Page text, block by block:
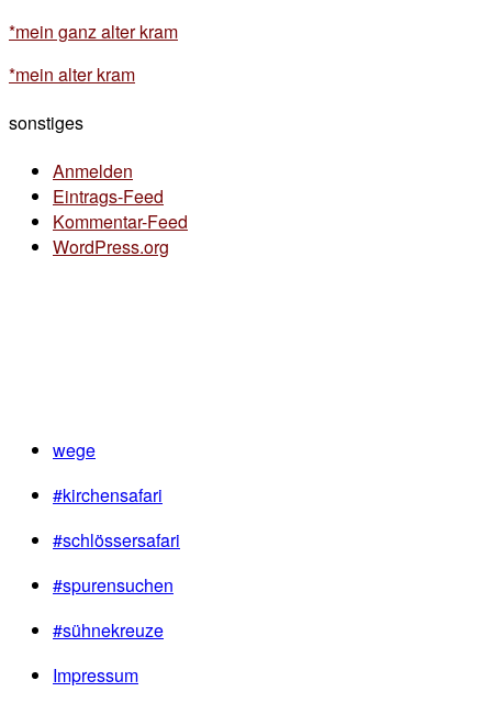
*mein ganz alter kram
*mein alter kram
sonstiges
Anmelden
Eintrags-Feed
Kommentar-Feed
WordPress.org
wege
#kirchensafari
#schlössersafari
#spurensuchen
#sühnekreuze
Impressum